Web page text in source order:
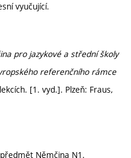
vyučující.
pro jazykové a střední školy
referenčního rámce
[1. vyd.]. Plzeň: Fraus,
Němčina N1.